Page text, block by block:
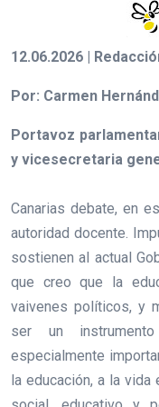
12.06.2026 |
Por: Carmen
Portavoz
y vicesecretaria
Canarias debate, en
autoridad docente.
sostienen al actual
que creo que la
vaivenes políticos, y
ser un
especialmente
la educación, a la vida